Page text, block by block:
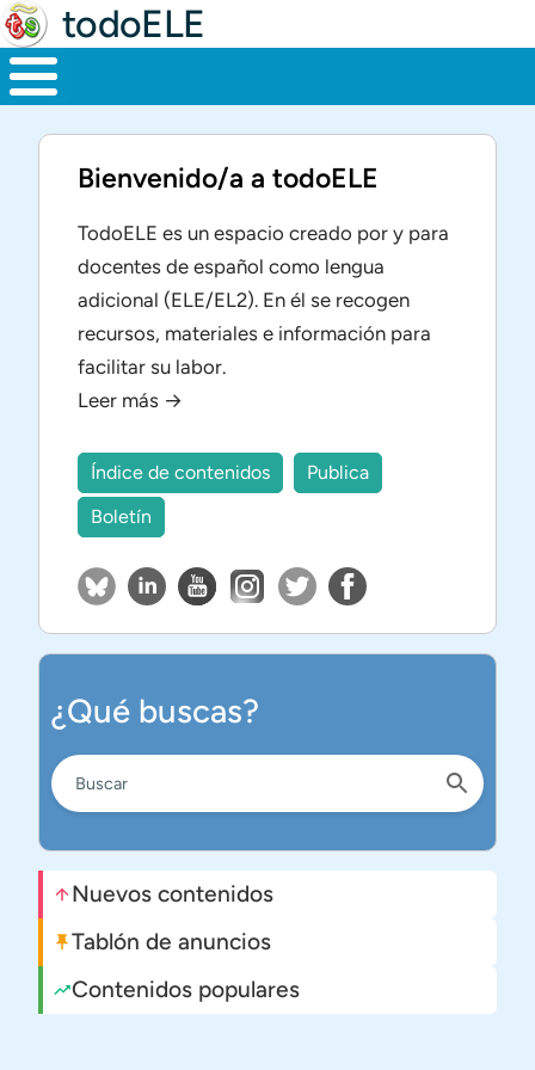
todoELE
Bienvenido/a a todoELE
TodoELE es un espacio creado por y para
docentes de español como lengua
adicional (ELE/EL2). En él se recogen
recursos, materiales e información para
facilitar su labor.
Leer más →
Índice de contenidos
Publica
Boletín
¿Qué buscas?
Nuevos contenidos
Tablón de anuncios
Contenidos populares